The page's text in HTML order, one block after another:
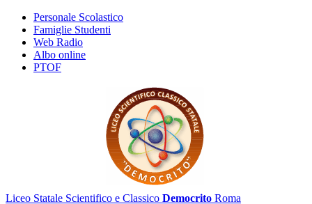
Personale Scolastico
Famiglie Studenti
Web Radio
Albo online
PTOF
Liceo Statale Scientifico e Classico Democrito Roma